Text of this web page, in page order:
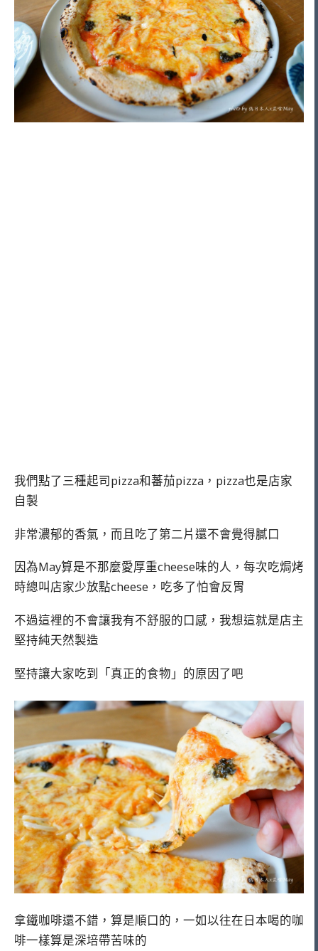
我們點了三種起司pizza和蕃茄pizza，pizza也是店家
自製
非常濃郁的香氣，而且吃了第二片還不會覺得膩口
因為May算是不那麼愛厚重cheese味的人，每次吃焗烤
時總叫店家少放點cheese，吃多了怕會反胃
不過這裡的不會讓我有不舒服的口感，我想這就是店主
堅持純天然製造
堅持讓大家吃到「真正的食物」的原因了吧
拿鐵咖啡還不錯，算是順口的，一如以往在日本喝的咖
啡一樣算是深培帶苦味的